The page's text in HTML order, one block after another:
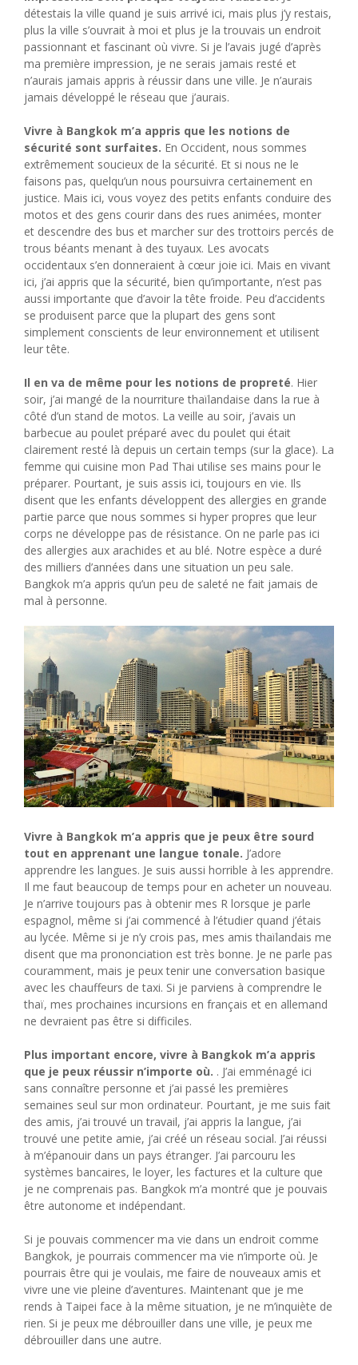
détestais la ville quand je suis arrivé ici, mais plus j’y restais,
plus la ville s’ouvrait à moi et plus je la trouvais un endroit
passionnant et fascinant où vivre. Si je l’avais jugé d’après
ma première impression, je ne serais jamais resté et
n’aurais jamais appris à réussir dans une ville. Je n’aurais
jamais développé le réseau que j’aurais.
Vivre à Bangkok m’a appris que les notions de
sécurité sont surfaites. En Occident, nous sommes
extrêmement soucieux de la sécurité. Et si nous ne le
faisons pas, quelqu’un nous poursuivra certainement en
justice. Mais ici, vous voyez des petits enfants conduire des
motos et des gens courir dans des rues animées, monter
et descendre des bus et marcher sur des trottoirs percés de
trous béants menant à des tuyaux. Les avocats
occidentaux s’en donneraient à cœur joie ici. Mais en vivant
ici, j’ai appris que la sécurité, bien qu’importante, n’est pas
aussi importante que d’avoir la tête froide. Peu d’accidents
se produisent parce que la plupart des gens sont
simplement conscients de leur environnement et utilisent
leur tête.
Il en va de même pour les notions de propreté. Hier
soir, j’ai mangé de la nourriture thaïlandaise dans la rue à
côté d’un stand de motos. La veille au soir, j’avais un
barbecue au poulet préparé avec du poulet qui était
clairement resté là depuis un certain temps (sur la glace). La
femme qui cuisine mon Pad Thai utilise ses mains pour le
préparer. Pourtant, je suis assis ici, toujours en vie. Ils
disent que les enfants développent des allergies en grande
partie parce que nous sommes si hyper propres que leur
corps ne développe pas de résistance. On ne parle pas ici
des allergies aux arachides et au blé. Notre espèce a duré
des milliers d’années dans une situation un peu sale.
Bangkok m’a appris qu’un peu de saleté ne fait jamais de
mal à personne.
Vivre à Bangkok m’a appris que je peux être sourd
tout en apprenant une langue tonale. J’adore
apprendre les langues. Je suis aussi horrible à les apprendre.
Il me faut beaucoup de temps pour en acheter un nouveau.
Je n’arrive toujours pas à obtenir mes R lorsque je parle
espagnol, même si j’ai commencé à l’étudier quand j’étais
au lycée. Même si je n’y crois pas, mes amis thaïlandais me
disent que ma prononciation est très bonne. Je ne parle pas
couramment, mais je peux tenir une conversation basique
avec les chauffeurs de taxi. Si je parviens à comprendre le
thaï, mes prochaines incursions en français et en allemand
ne devraient pas être si difficiles.
Plus important encore, vivre à Bangkok m’a appris
que je peux réussir n’importe où. . J’ai emménagé ici
sans connaître personne et j’ai passé les premières
semaines seul sur mon ordinateur. Pourtant, je me suis fait
des amis, j’ai trouvé un travail, j’ai appris la langue, j’ai
trouvé une petite amie, j’ai créé un réseau social. J’ai réussi
à m’épanouir dans un pays étranger. J’ai parcouru les
systèmes bancaires, le loyer, les factures et la culture que
je ne comprenais pas. Bangkok m’a montré que je pouvais
être autonome et indépendant.
Si je pouvais commencer ma vie dans un endroit comme
Bangkok, je pourrais commencer ma vie n’importe où. Je
pourrais être qui je voulais, me faire de nouveaux amis et
vivre une vie pleine d’aventures. Maintenant que je me
rends à Taipei face à la même situation, je ne m’inquiète de
rien. Si je peux me débrouiller dans une ville, je peux me
débrouiller dans une autre.